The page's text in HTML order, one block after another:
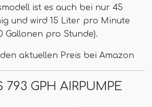
ist es auch bei nur 45
und wird 15 Liter pro Minute
Gallonen pro Stunde).
aktuellen Preis bei Amazon
793 GPH AIRPUMPE